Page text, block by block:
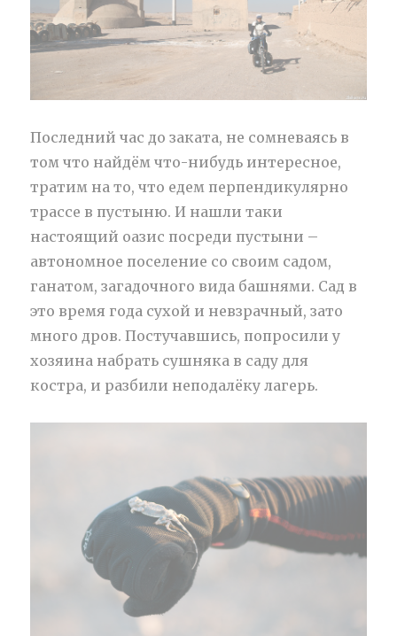
Последний час до заката, не сомневаясь в
том что найдём что-нибудь интересное,
тратим на то, что едем перпендикулярно
трассе в пустыню. И нашли таки
настоящий оазис посреди пустыни –
автономное поселение со своим садом,
ганатом, загадочного вида башнями. Сад в
это время года сухой и невзрачный, зато
много дров. Постучавшись, попросили у
хозяина набрать сушняка в саду для
костра, и разбили неподалёку лагерь.